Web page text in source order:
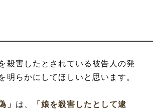
殺害したとされている被告人の発
明らかにしてほしいと思います。
」 は、
「娘を殺害したとして逮